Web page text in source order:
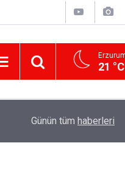
21 °C
Erzurum’da gıda ve yem
Günün tüm haberleri